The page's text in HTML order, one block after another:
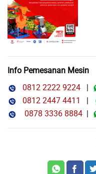
Info Pemesanan Mesin
0812 2222 9224 |
0812 2447 4411
|
0878 3336 8884 |